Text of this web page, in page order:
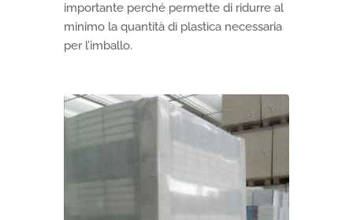
importante perché permette di ridurre al
minimo la quantità di plastica necessaria
per l’imballo.